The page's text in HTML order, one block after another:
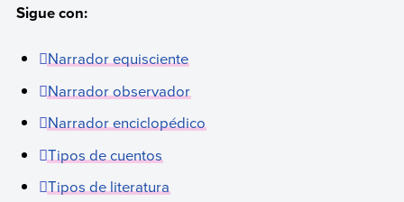
Sigue con:
Narrador equisciente
Narrador observador
Narrador enciclopédico
Tipos de cuentos
Tipos de literatura